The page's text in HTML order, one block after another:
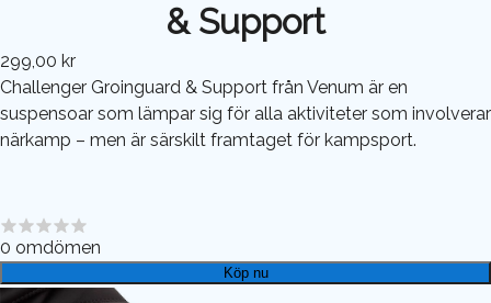
& Support
299,00 kr
Challenger Groinguard & Support från Venum är en
suspensoar som lämpar sig för alla aktiviteter som involverar
närkamp – men är särskilt framtaget för kampsport.
0 omdömen
Köp nu